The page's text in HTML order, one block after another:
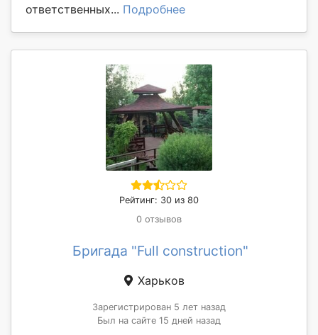
ответственных... Подробнее
Рейтинг: 30 из 80
0 отзывов
Бригада "Full construction"
Харьков
Зарегистрирован 5 лет назад
Был на сайте 15 дней назад